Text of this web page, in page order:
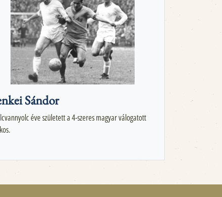
Sándor
éve született a 4-szeres magyar válogatott